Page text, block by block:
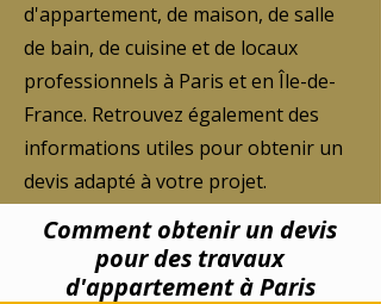
d'appartement, de maison, de salle
de bain, de cuisine et de locaux
professionnels à Paris et en Île-de-
France. Retrouvez également des
informations utiles pour obtenir un
devis adapté à votre projet.
Comment obtenir un devis
pour des travaux
d'appartement à Paris